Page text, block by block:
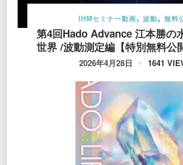
IHMセミナー動画 波動 無料
第4回Hado Advance 江本勝の
世界 /波動測定編【特別無料公
2026年4月28日 1641